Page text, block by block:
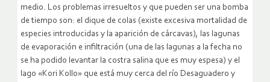
medio. Los problemas irresueltos y que pueden ser una bomba
de tiempo son: el dique de colas (existe excesiva mortalidad de
especies introducidas y la aparición de cárcavas), las lagunas
de evaporación e infiltración (una de las lagunas a la fecha no
se ha podido levantar la costra salina que es muy espesa) y el
lago «Kori Kollo» que está muy cerca del río Desaguadero y